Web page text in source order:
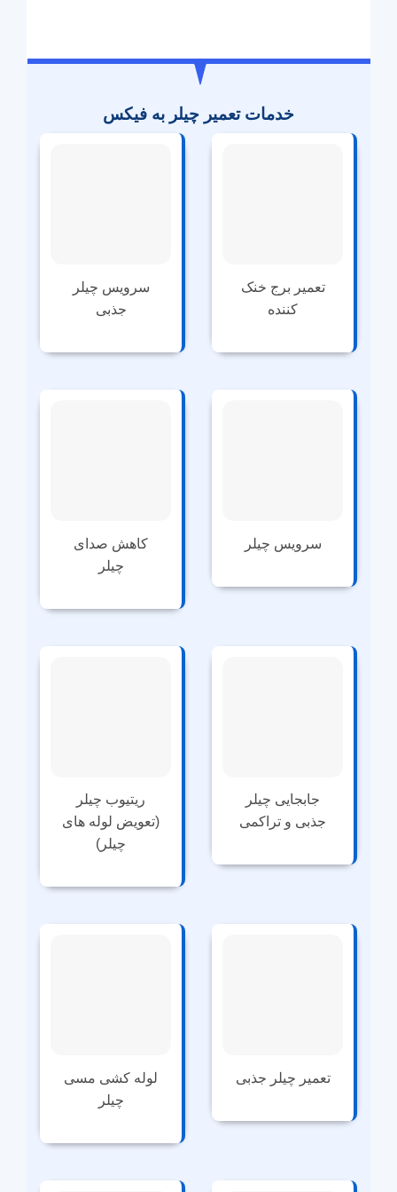
خدمات تعمیر چیلر به فیکس
تعمیر برج خنک
کننده
سرویس چیلر
جذبی
سرویس چیلر
کاهش صدای
چیلر
جابجایی چیلر
جذبی و تراکمی
ریتیوب چیلر
(تعویض لوله های
چیلر)
تعمیر چیلر جذبی
لوله کشی مسی
چیلر